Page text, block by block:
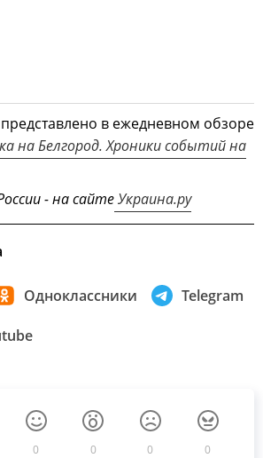
в ежедневном обзоре
на Белгород. Хроники событий на
- на сайтеУкраина.ру
Одноклассники Telegram
0 0 0 0